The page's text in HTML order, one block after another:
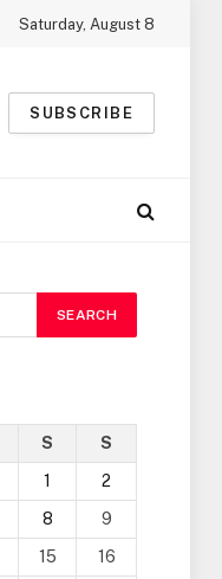
Saturday, August 8
SUBSCRIBE
S
S
1
2
8
9
15
16